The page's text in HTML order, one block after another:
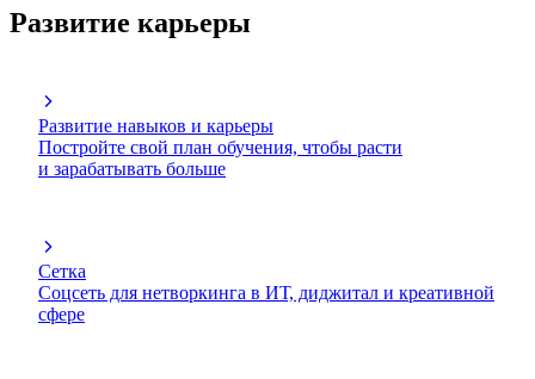
Развитие карьеры
Развитие навыков и карьеры
Постройте свой план обучения, чтобы расти
и зарабатывать больше
Сетка
Соцсеть для нетворкинга в ИТ, диджитал и креативной
сфере